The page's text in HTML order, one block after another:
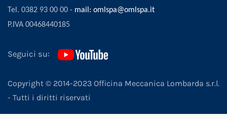
Tel. 0382 93 00 00 - mail: omlspa@omlspa.it
P.IVA 00468440185
Seguici su:
Copyright © 2014-2023 Officina Meccanica Lombarda s.r.l.
- Tutti i diritti riservati